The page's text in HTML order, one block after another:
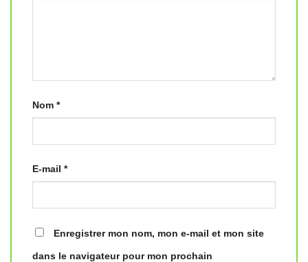
Nom *
E-mail *
Enregistrer mon nom, mon e-mail et mon site
dans le navigateur pour mon prochain